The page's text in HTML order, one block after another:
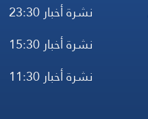
نشرة أخبار 23:30
نشرة أخبار 15:30
نشرة أخبار 11:30